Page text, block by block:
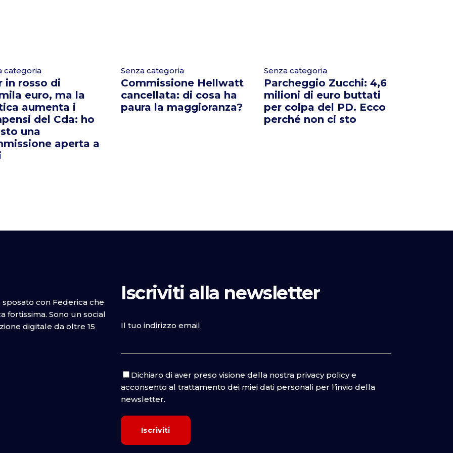
categoria
in rosso di
euro, ma la
aumenta i
del Cda: ho
una
aperta a
Senza categoria
Commissione Hellwatt
cancellata: di cosa ha
paura la maggioranza?
Senza categoria
Parcheggio Zucchi: 4,6
milioni di euro buttati
per colpa del PD. Ecco
perché non ci sto
sposato con Federica che
fortissima. Sono un social
digitale da oltre 15
Iscriviti alla newsletter
Il tuo indirizzo email
Dichiaro di aver preso visione della nostra privacy policye
acconsento al trattamento dei miei dati personali per l’invio della
newsletter.